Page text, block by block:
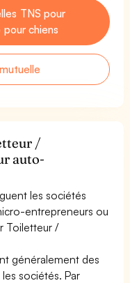
TNS pour
chiens
/
auto-
les sociétés
entrepreneurs ou
Toiletteur /
généralement des
sociétés. Par